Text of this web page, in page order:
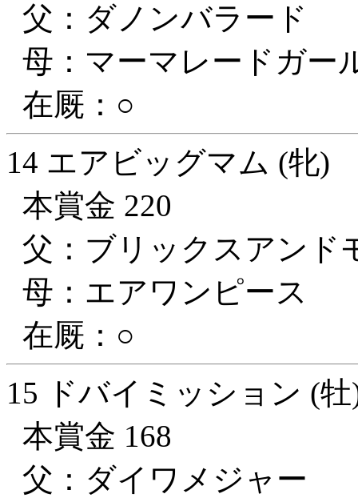
父：ダノンバラード
母：マーマレードガー
在厩：○
14 エアビッグマム (牝)
本賞金 220
父：ブリックスアンド
母：エアワンピース
在厩：○
15 ドバイミッション (牡
本賞金 168
父：ダイワメジャー